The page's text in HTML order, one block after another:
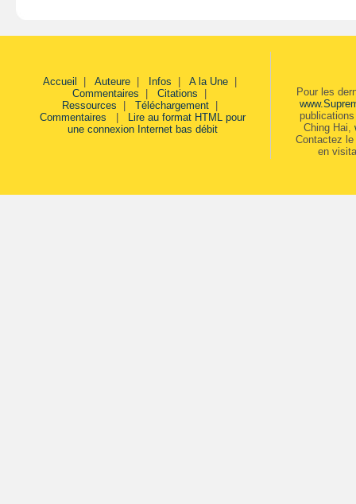
Accueil Auteure| Infos A la Une|
Commentaires
Citations
Ressources
Téléchargement|
Commentaires
Lire au format HTML pour
une connexion Internet bas débit
Pour les
Ching Hai,
Contactez
en